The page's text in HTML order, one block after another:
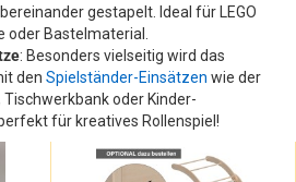
gestapelt. Ideal für LEGO
oder Bastelmaterial.
: Besonders vielseitig wird das
den Spielständer-Einsätzen wie der
Tischwerkbank oder Kinder-
für kreatives Rollenspiel!